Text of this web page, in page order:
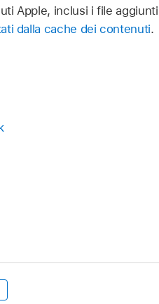
Apple, inclusi i file
dalla cache dei contenuti.